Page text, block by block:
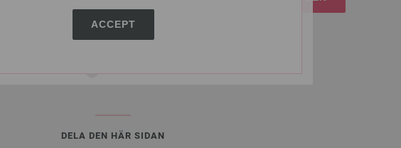
ACCEPT
På inköpslistan
DELA DEN HÄR SIDAN